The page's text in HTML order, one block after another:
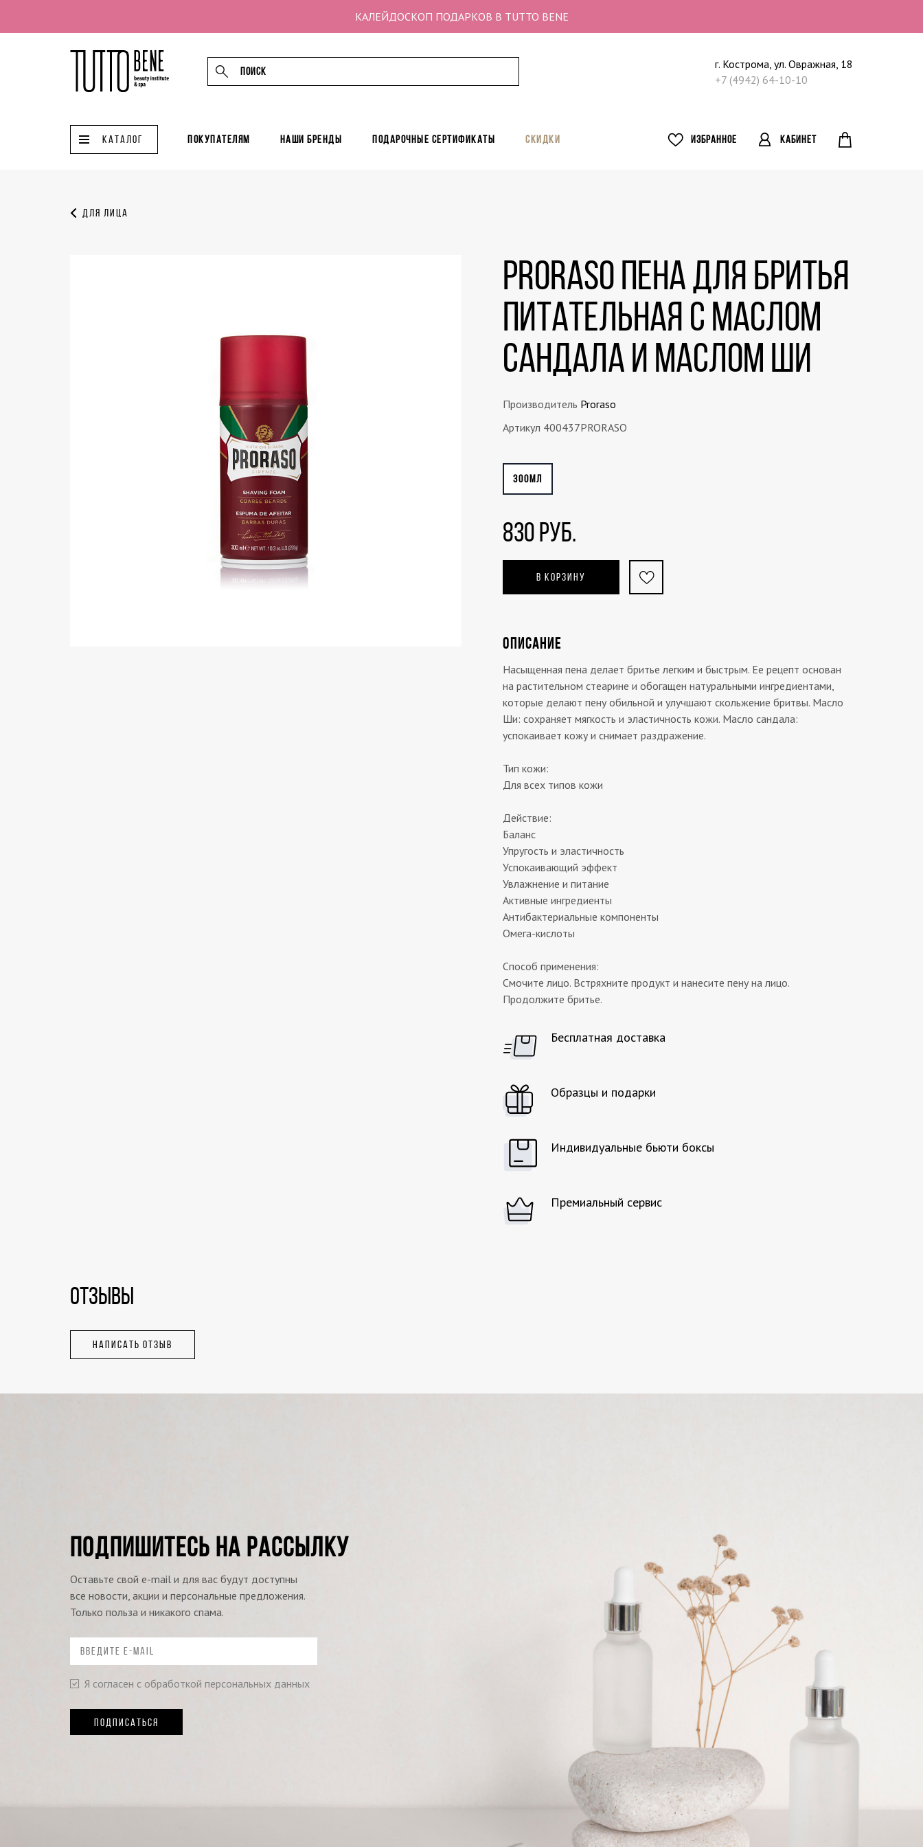
КАЛЕЙДОСКОП ПОДАРКОВ В TUTTO BENE
г. Кострома, ул. Овражная, 18
+7 (4942) 64-10-10
ИЗБРАННОЕ КАБИНЕТ
КАТАЛОГ Покупателям Наши бренды Подарочные сертификаты Скидки
Для лица
Proraso Пена для бритья
питательная с маслом
сандала и маслом ши
Производитель Proraso
Артикул 400437PRORASO
300МЛ
830 РУБ.
В КОРЗИНУ
ОПИСАНИЕ
Насыщенная пена делает бритье легким и быстрым. Ее рецепт основан
на растительном стеарине и обогащен натуральными ингредиентами,
которые делают пену обильной и улучшают скольжение бритвы. Масло
Ши: сохраняет мягкость и эластичность кожи. Масло сандала:
успокаивает кожу и снимает раздражение.
Тип кожи:
Для всех типов кожи
Действие:
Баланс
Упругость и эластичность
Успокаивающий эффект
Увлажнение и питание
Активные ингредиенты
Антибактериальные компоненты
Омега-кислоты
Способ применения:
Смочите лицо. Встряхните продукт и нанесите пену на лицо.
Продолжите бритье.
Бесплатная доставка
Образцы и подарки
Индивидуальные бьюти боксы
Премиальный сервис
ОТЗЫВЫ
НАПИСАТЬ ОТЗЫВ
ПОДПИШИТЕСЬ НА РАССЫЛКУ
Оставьте свой e-mail и для вас будут доступны
все новости, акции и персональные предложения.
Только польза и никакого спама.
Я согласен с обработкой персональных данных
ПОДПИСАТЬСЯ